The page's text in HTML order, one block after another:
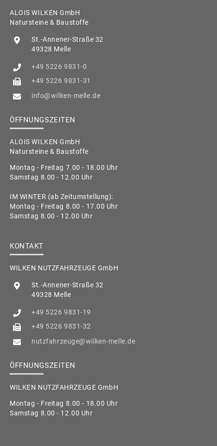
ALOIS WILKEN GmbH
Natursteine & Baustoffe
St.-Annener-Straße 32
49328 Melle
+49 5226 9831-0
+49 5226 9831-31
info@wilken-melle.de
ÖFFNUNGSZEITEN
ALOIS WILKEN GmbH
Natursteine & Baustoffe
Montag - Freitag 7.00 - 18.00 Uhr
Samstag 8.00 - 12.00 Uhr
IM WINTER (ab Zeitumstellung):
Montag - Freitag 8.00 - 17.00 Uhr
Samstag 8.00 - 12.00 Uhr
KONTAKT
WILKEN NUTZFAHRZEUGE GmbH
St.-Annener-Straße 32
49328 Melle
+49 5226 9831-19
+49 5226 9831-32
nutzfahrzeuge@wilken-melle.de
ÖFFNUNGSZEITEN
WILKEN NUTZFAHRZEUGE GmbH
Montag - Freitag 8.00 - 18.00 Uhr
Samstag 8.00 - 12.00 Uhr